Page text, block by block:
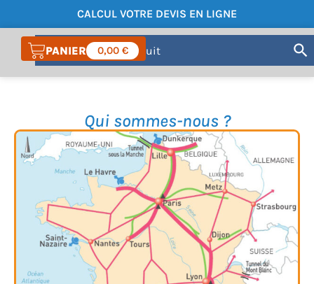
CALCUL VOTRE DEVIS EN LIGNE
COMPTE 0,00 €
Qui sommes-nous ?